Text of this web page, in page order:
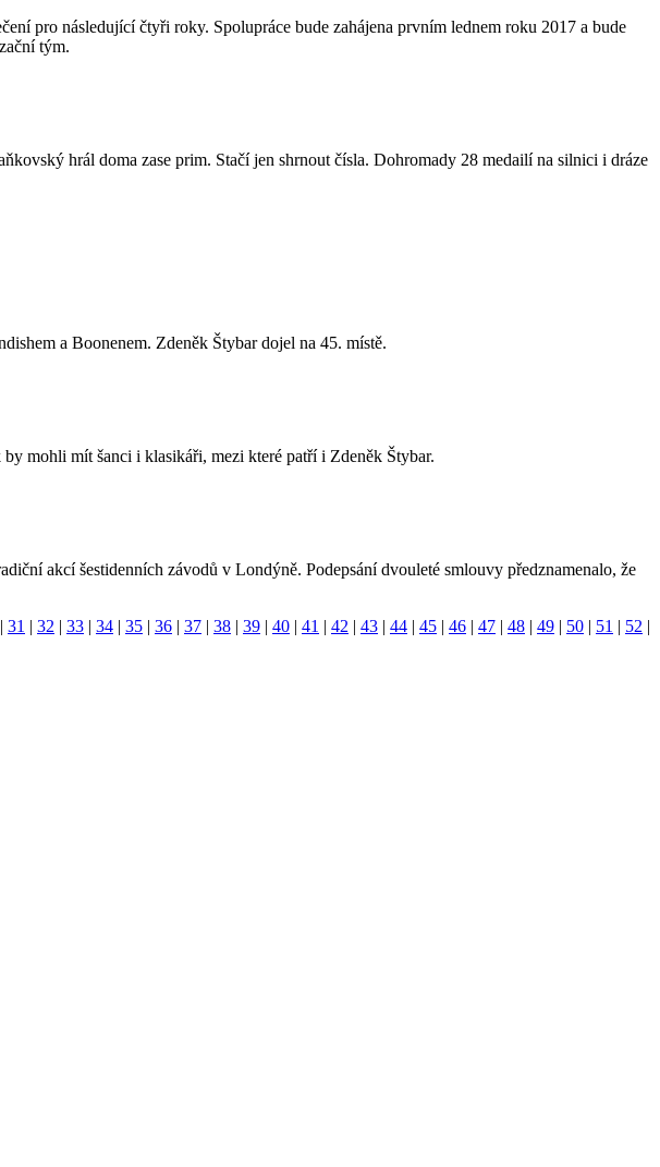
pro následující čtyři roky. Spolupráce bude zahájena prvním lednem roku 2017 a bude
tým.
hrál doma zase prim. Stačí jen shrnout čísla. Dohromady 28 medailí na silnici i dráze
a Boonenem. Zdeněk Štybar dojel na 45. místě.
mohli mít šanci i klasikáři, mezi které patří i Zdeněk Štybar.
akcí šestidenních závodů v Londýně. Podepsání dvouleté smlouvy předznamenalo, že
| 31 | 32 | 33 | 34 | 35 | 36 | 37 | 38 | 39 | 40 | 41 | 42 | 43 | 44 | 45 | 46 | 47 | 48 | 49 | 50 | 51 | 52 |